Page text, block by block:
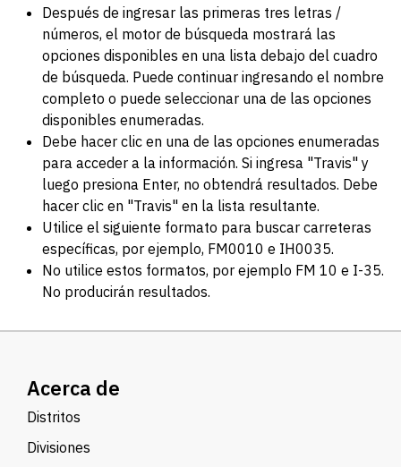
Después de ingresar las primeras tres letras /
números, el motor de búsqueda mostrará las
opciones disponibles en una lista debajo del cuadro
de búsqueda. Puede continuar ingresando el nombre
completo o puede seleccionar una de las opciones
disponibles enumeradas.
Debe hacer clic en una de las opciones enumeradas
para acceder a la información. Si ingresa "Travis" y
luego presiona Enter, no obtendrá resultados. Debe
hacer clic en "Travis" en la lista resultante.
Utilice el siguiente formato para buscar carreteras
específicas, por ejemplo, FM0010 e IH0035.
No utilice estos formatos, por ejemplo FM 10 e I-35.
No producirán resultados.
Acerca de
Distritos
Divisiones